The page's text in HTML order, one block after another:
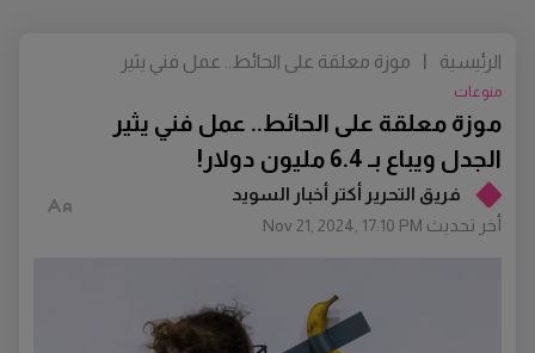
فريق التحرير أكتر أخبار السويد
أخر تحديث Nov 21, 2024, 17:10 PM
موزة معلقة على الحائط.. عمل فني يثير
الجدل ويباع بـ 6.4 مليون دولار!
منوعات
الرئيسية |
موزة معلقة على الحائط.. عمل فني يثير